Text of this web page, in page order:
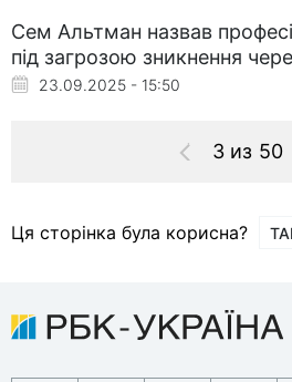
Сем Альтман назвав
під загрозою зникнення
23.09.2025 - 15:50
3 из 50
Ця сторінка була корисна?